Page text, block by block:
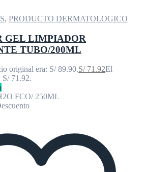
, PRODUCTO DERMATOLOGICO
GEL LIMPIADOR
TUBO/200ML
original era: S/ 89.90.S/71.92El
S/ 71.92.